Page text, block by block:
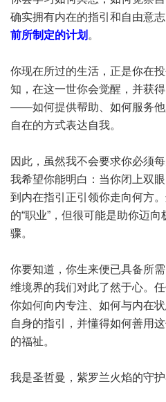
确实拥有内在的指引和自由意
前所制定的计划 。
你现在所过的生活，正是你在
知，在这一世你会觉醒，并获
——如何提供帮助、如何服务他
自在的方式表达自我。
因此，虽然我不会要求你必须
我希望你能明白：当你闭上双
到内在指引正引领你走向何方
的“职业”，但很可能是助你迈
骤。
你要知道，你生来便已具备所
维境界的我们对此了然于心。
你如何向内专注、如何与内在
自身的指引，并懂得如何善用
的福祉。
我是圣哲曼，紫罗兰火焰的守护